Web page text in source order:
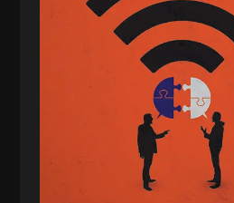
یسنا امان‌پور، سروش کرمیان،
زهرا فکرانه، فائزه فتحی
مانی لطفی زاده
ثابت